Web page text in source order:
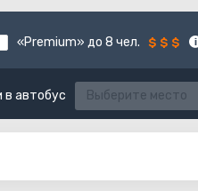
«Premium» до 8 чел.
в автобус Выберите место